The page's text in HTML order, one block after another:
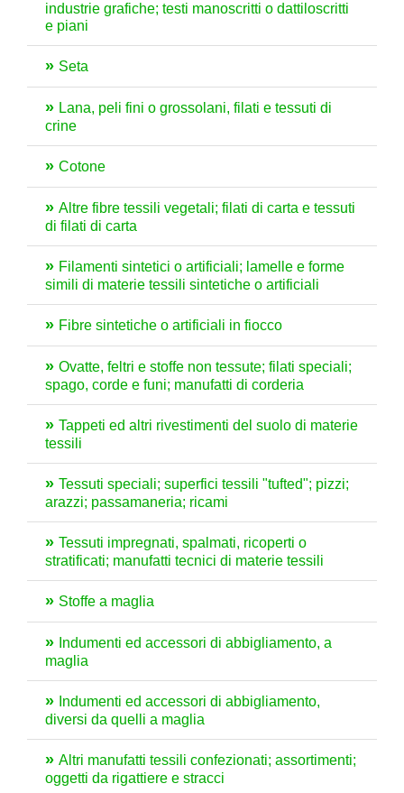
industrie grafiche; testi manoscritti o dattiloscritti
e piani
Seta
Lana, peli fini o grossolani, filati e tessuti di
crine
Cotone
Altre fibre tessili vegetali; filati di carta e tessuti
di filati di carta
Filamenti sintetici o artificiali; lamelle e forme
simili di materie tessili sintetiche o artificiali
Fibre sintetiche o artificiali in fiocco
Ovatte, feltri e stoffe non tessute; filati speciali;
spago, corde e funi; manufatti di corderia
Tappeti ed altri rivestimenti del suolo di materie
tessili
Tessuti speciali; superfici tessili "tufted"; pizzi;
arazzi; passamaneria; ricami
Tessuti impregnati, spalmati, ricoperti o
stratificati; manufatti tecnici di materie tessili
Stoffe a maglia
Indumenti ed accessori di abbigliamento, a
maglia
Indumenti ed accessori di abbigliamento,
diversi da quelli a maglia
Altri manufatti tessili confezionati; assortimenti;
oggetti da rigattiere e stracci